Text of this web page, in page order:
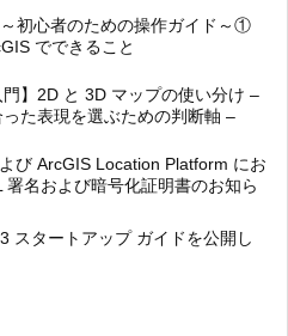
初心者のための操作ガイド～①
でできること
門】2D と 3D マップの使い分け –
た表現を選ぶための判断軸 –
び ArcGIS Location Platform にお
署名および暗号化証明書のお知ら
スタートアップ ガイドを公開し